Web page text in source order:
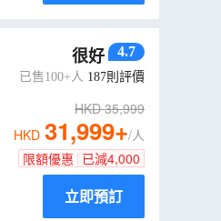
很好 4.7
已售100+人 187則評價
HKD35,999
HKD 31,999+/人
限額優惠 已減4,000
立即預訂